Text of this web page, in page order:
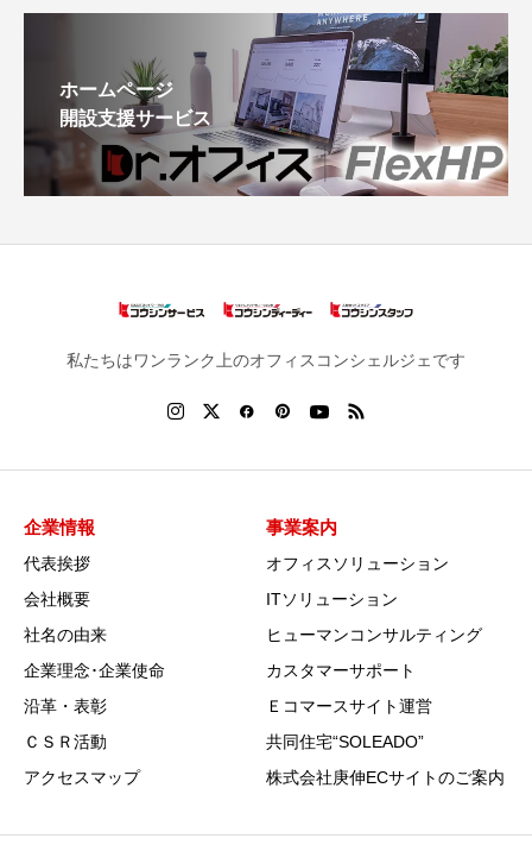
ホームページ
開設支援サービス
私たちはワンランク上のオフィスコンシェルジェです
企業情報
代表挨拶
会社概要
社名の由来
企業理念･企業使命
沿革・表彰
ＣＳＲ活動
アクセスマップ
事業案内
オフィスソリューション
ITソリューション
ヒューマンコンサルティング
カスタマーサポート
Ｅコマースサイト運営
共同住宅“SOLEADO”
株式会社庚伸ECサイトのご案内